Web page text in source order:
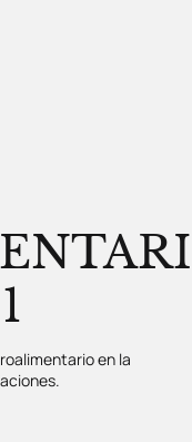
en la